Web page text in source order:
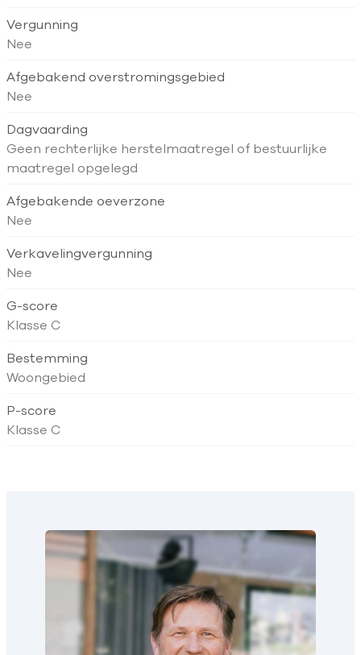
Vergunning
Nee
Afgebakend overstromingsgebied
Nee
Dagvaarding
Geen rechterlijke herstelmaatregel of bestuurlijke
maatregel opgelegd
Afgebakende oeverzone
Nee
Verkavelingvergunning
Nee
G-score
Klasse C
Bestemming
Woongebied
P-score
Klasse C